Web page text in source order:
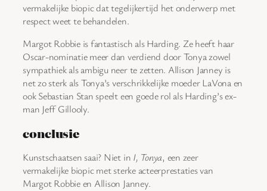
vermakelijke biopic dat tegelijkertijd het onderwerp met
respect weet te behandelen.
Margot Robbie is fantastisch als Harding. Ze heeft haar
Oscar-nominatie meer dan verdiend door Tonya zowel
sympathiek als ambigu neer te zetten. Allison Janney is
net zo sterk als Tonya’s verschrikkelijke moeder LaVona en
ook Sebastian Stan speelt een goede rol als Harding’s ex-
man Jeff Gillooly.
conclusie
Kunstschaatsen saai? Niet in I, Tonya, een zeer
vermakelijke biopic met sterke acteerprestaties van
Margot Robbie en Allison Janney.